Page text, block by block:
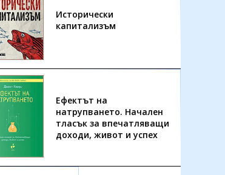
Исторически
капитализъм
Ефектът на
натрупването. Начален
тласък за впечатляващи
доходи, живот и успех